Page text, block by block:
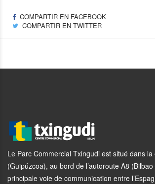
COMPARTIR EN FACEBOOK
COMPARTIR EN TWITTER
Le Parc Commercial Txingudi est situé dans la
(Guipúzcoa), au bord de l’autoroute A8
principale voie de communication entre